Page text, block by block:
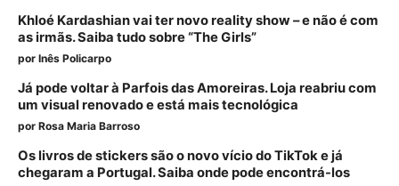
Khloé Kardashian vai ter novo reality show – e não é com
as irmãs. Saiba tudo sobre “The Girls”
por Inês Policarpo
Já pode voltar à Parfois das Amoreiras. Loja reabriu com
um visual renovado e está mais tecnológica
por Rosa Maria Barroso
Os livros de stickers são o novo vício do TikTok e já
chegaram a Portugal. Saiba onde pode encontrá-los